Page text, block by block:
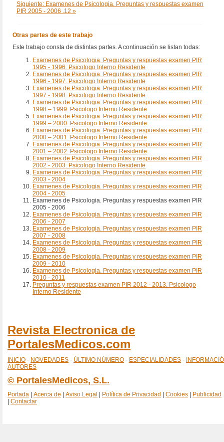
Siguiente: Examenes de Psicologia. Preguntas y respuestas examen
PIR 2005 - 2006 .12 »
Otras partes de este trabajo
Este trabajo consta de distintas partes. A continuación se listan todas:
Examenes de Psicologia. Preguntas y respuestas examen PIR
1995 - 1996. Psicologo Interno Residente
Examenes de Psicologia. Preguntas y respuestas examen PIR
1996 - 1997. Psicologo Interno Residente
Examenes de Psicologia. Preguntas y respuestas examen PIR
1997 - 1998. Psicologo Interno Residente
Examenes de Psicologia. Preguntas y respuestas examen PIR
1998 – 1999. Psicologo Interno Residente
Examenes de Psicologia. Preguntas y respuestas examen PIR
1999 – 2000. Psicologo Interno Residente
Examenes de Psicologia. Preguntas y respuestas examen PIR
2000 – 2001. Psicologo Interno Residente
Examenes de Psicologia. Preguntas y respuestas examen PIR
2001 – 2002. Psicologo Interno Residente
Examenes de Psicologia. Preguntas y respuestas examen PIR
2002 - 2003. Psicologo Interno Residente
Examenes de Psicologia. Preguntas y respuestas examen PIR
2003 - 2004
Examenes de Psicologia. Preguntas y respuestas examen PIR
2004 - 2005
Examenes de Psicologia. Preguntas y respuestas examen PIR
2005 - 2006
Examenes de Psicologia. Preguntas y respuestas examen PIR
2006 - 2007
Examenes de Psicologia. Preguntas y respuestas examen PIR
2007 - 2008
Examenes de Psicologia. Preguntas y respuestas examen PIR
2008 - 2009
Examenes de Psicologia. Preguntas y respuestas examen PIR
2009 - 2010
Examenes de Psicologia. Preguntas y respuestas examen PIR
2010 - 2011
Preguntas y respuestas examen PIR 2012 - 2013. Psicologo
Interno Residente
Revista Electronica de
PortalesMedicos.com
INICIO - NOVEDADES - ÚLTIMO NÚMERO - ESPECIALIDADES -
AUTORES
© PortalesMedicos, S.L.
Portada Acerca de Aviso Legal Política de Privacidad Cookies
Publicidad
Contactar